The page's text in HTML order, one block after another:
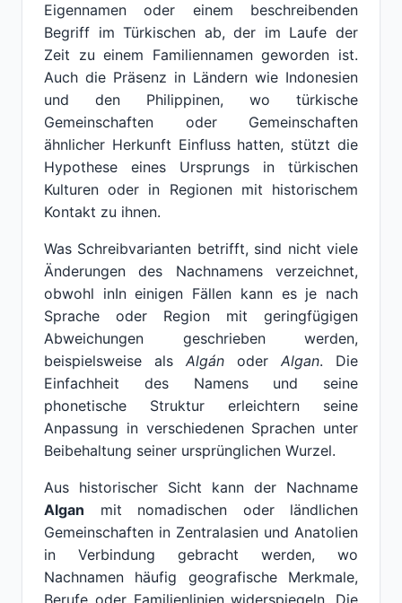
Eigennamen oder einem beschreibenden
Begriff im Türkischen ab, der im Laufe der
Zeit zu einem Familiennamen geworden ist.
Auch die Präsenz in Ländern wie Indonesien
und den Philippinen, wo türkische
Gemeinschaften oder Gemeinschaften
ähnlicher Herkunft Einfluss hatten, stützt die
Hypothese eines Ursprungs in türkischen
Kulturen oder in Regionen mit historischem
Kontakt zu ihnen.
Was Schreibvarianten betrifft, sind nicht viele
Änderungen des Nachnamens verzeichnet,
obwohl inIn einigen Fällen kann es je nach
Sprache oder Region mit geringfügigen
Abweichungen geschrieben werden,
beispielsweise als Algán oder Algan. Die
Einfachheit des Namens und seine
phonetische Struktur erleichtern seine
Anpassung in verschiedenen Sprachen unter
Beibehaltung seiner ursprünglichen Wurzel.
Aus historischer Sicht kann der Nachname
Algan mit nomadischen oder ländlichen
Gemeinschaften in Zentralasien und Anatolien
in Verbindung gebracht werden, wo
Nachnamen häufig geografische Merkmale,
Berufe oder Familienlinien widerspiegeln. Die